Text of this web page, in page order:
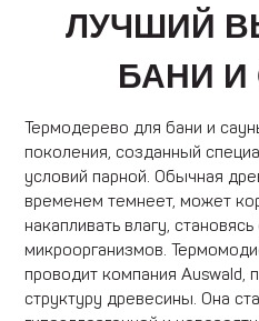
ЛУЧШИЙ
БАНИ
Термодерево для бани и
поколения, созданный
условий парной. Обычная
временем темнеет, может
накапливать влагу,
микроорганизмов.
проводит компания Auswald,
структуру древесины. Она